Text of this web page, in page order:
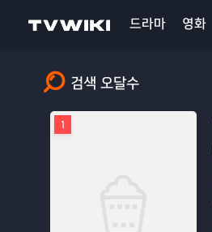
드라마 영화
검색 오달수
1